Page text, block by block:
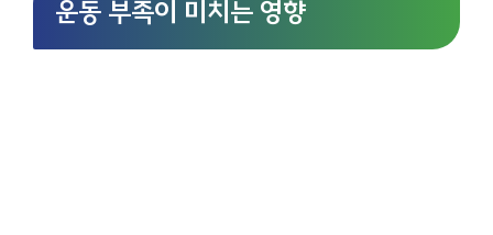
운동 부족이 미치는 영향